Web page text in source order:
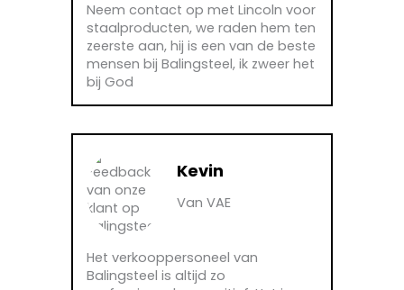
Neem contact op met Lincoln voor
staalproducten, we raden hem ten
zeerste aan, hij is een van de beste
mensen bij Balingsteel, ik zweer het
bij God
Kevin
Van VAE
Het verkooppersoneel van
Balingsteel is altijd zo